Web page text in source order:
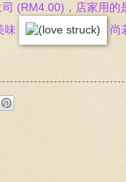
(RM4.00)，店家用
味
尚